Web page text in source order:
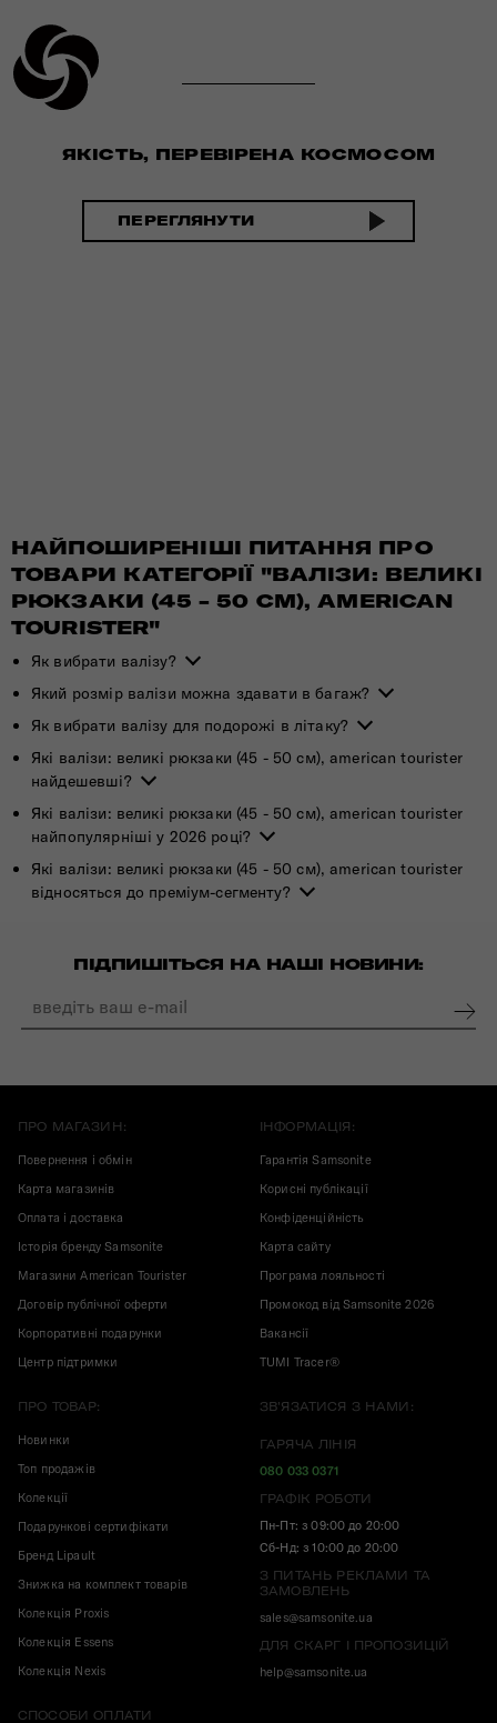
ЯКІСТЬ, ПЕРЕВІРЕНА КОСМОСОМ
ПЕРЕГЛЯНУТИ
НАЙПОШИРЕНІШІ ПИТАННЯ ПРО
ТОВАРИ КАТЕГОРІЇ "ВАЛІЗИ: ВЕЛИКІ
РЮКЗАКИ (45 - 50 СМ), AMERICAN
TOURISTER"
Як вибрати валізу?
Який розмір валізи можна здавати в багаж?
Як вибрати валізу для подорожі в літаку?
Які валізи: великі рюкзаки (45 - 50 см), american tourister
найдешевші?
Які валізи: великі рюкзаки (45 - 50 см), american tourister
найпопулярніші у 2026 році?
Які валізи: великі рюкзаки (45 - 50 см), american tourister
відносяться до преміум-сегменту?
ПІДПИШІТЬСЯ НА НАШІ НОВИНИ:
ПРО МАГАЗИН:
Повернення і обмін
Карта магазинів
Оплата і доставка
Історія бренду Samsonite
Магазини American Tourister
Договір публічної оферти
Корпоративні подарунки
Центр підтримки
ІНФОРМАЦІЯ:
Гарантія Samsonite
Корисні публікації
Конфіденційність
Карта сайту
Програма лояльності
Промокод від Samsonite 2026
Вакансії
TUMI Tracer®
ПРО ТОВАР:
Новинки
Топ продажів
Колекції
Подарункові сертифікати
Бренд Lipault
Знижка на комплект товарів
Колекція Proxis
Колекція Essens
Колекція Nexis
ЗВ'ЯЗАТИСЯ З НАМИ:
ГАРЯЧА ЛІНІЯ
080 033 0371
ГРАФІК РОБОТИ
Пн-Пт: з 09:00 до 20:00
Сб-Нд: з 10:00 до 20:00
З ПИТАНЬ РЕКЛАМИ ТА
ЗАМОВЛЕНЬ
sales@samsonite.ua
ДЛЯ СКАРГ І ПРОПОЗИЦІЙ
help@samsonite.ua
СПОСОБИ ОПЛАТИ